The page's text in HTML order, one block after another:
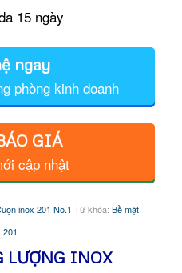
15 ngày
ngay
phòng kinh doanh
GIÁ
cập nhật
inox 201 No.1 Từ khóa: Bề mặt
201
LƯỢNG INOX